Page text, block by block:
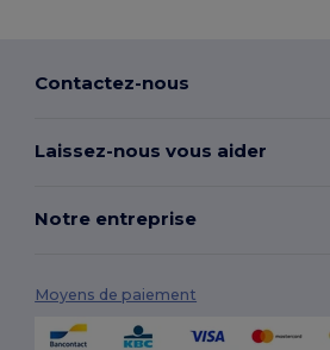
Contactez-nous
Laissez-nous vous aider
Notre entreprise
Moyens de paiement